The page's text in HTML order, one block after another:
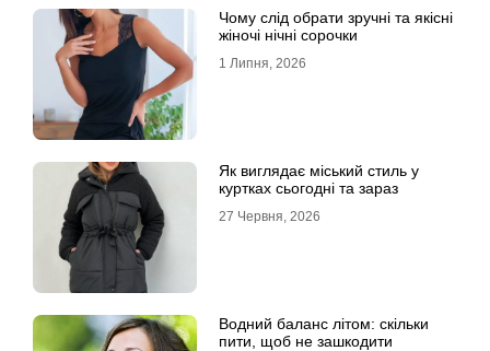
Чому слід обрати зручні та якісні
жіночі нічні сорочки
1 Липня, 2026
Як виглядає міський стиль у
куртках сьогодні та зараз
27 Червня, 2026
Водний баланс літом: скільки
пити, щоб не зашкодити